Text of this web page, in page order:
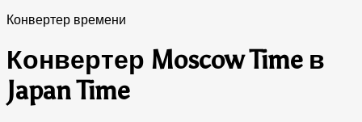
Конвертер времени
Конвертер Moscow Time в
Japan Time